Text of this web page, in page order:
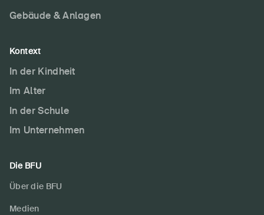
Gebäude & Anlagen
Kontext
In der Kindheit
Im Alter
In der Schule
Im Unternehmen
Die BFU
Über die BFU
Medien